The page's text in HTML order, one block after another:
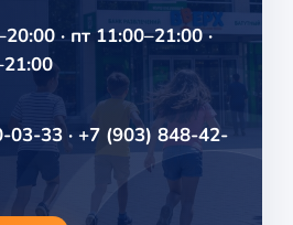
· пт 11:00–21:00 ·
03-33 · +7 (903) 848-42-